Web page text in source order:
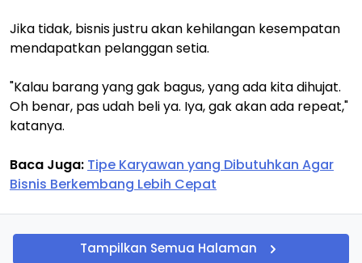
Jika tidak, bisnis justru akan kehilangan kesempatan
mendapatkan pelanggan setia.
"Kalau barang yang gak bagus, yang ada kita dihujat.
Oh benar, pas udah beli ya. Iya, gak akan ada repeat,"
katanya.
Baca Juga: Tipe Karyawan yang Dibutuhkan Agar
Bisnis Berkembang Lebih Cepat
Tampilkan Semua Halaman